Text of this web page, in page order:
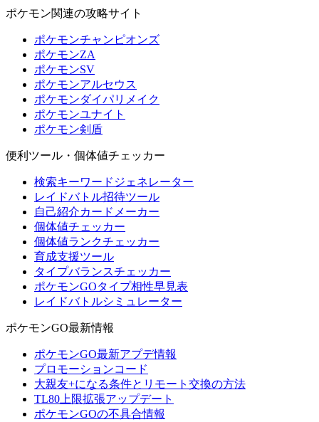
ポケモン関連の攻略サイト
ポケモンチャンピオンズ
ポケモンZA
ポケモンSV
ポケモンアルセウス
ポケモンダイパリメイク
ポケモンユナイト
ポケモン剣盾
便利ツール・個体値チェッカー
検索キーワードジェネレーター
レイドバトル招待ツール
自己紹介カードメーカー
個体値チェッカー
個体値ランクチェッカー
育成支援ツール
タイプバランスチェッカー
ポケモンGOタイプ相性早見表
レイドバトルシミュレーター
ポケモンGO最新情報
ポケモンGO最新アプデ情報
プロモーションコード
大親友+になる条件とリモート交換の方法
TL80上限拡張アップデート
ポケモンGOの不具合情報